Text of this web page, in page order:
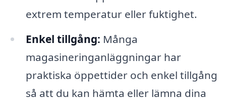
extrem temperatur eller fuktighet.
Enkel tillgång: Många
magasineringanläggningar har
praktiska öppettider och enkel tillgång
så att du kan hämta eller lämna dina